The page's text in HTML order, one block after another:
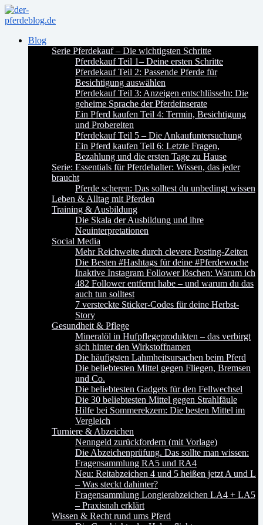
Blog
Serie Pferdekauf – Die wichtigsten Schritte
Pferdekauf Teil 1– Deine ersten Schritte
Pferdekauf Teil 2: Passende Pferde für
Besichtigung auswählen
Pferdekauf Teil 3: Anzeigen entschlüsseln: Die
geheime Sprache der Pferdeinserate
Ein Pferd kaufen Teil 4: Termin, Besichtigung
und Probereiten
Pferdekauf Teil 5 – Die Ankaufuntersuchung
Ein Pferd kaufen Teil 6: Letzte Fragen,
Bezahlung und die ersten Tage zu Hause
Serie: Essentials für Pferdehalter: Wissen, das jeder
braucht
Pferde scheren: Das solltest du unbedingt wissen
Leben & Alltag mit Pferden
Training & Ausbildung
Die Skala der Ausbildung und ihre
Neuinterpretationen
Social Media
Mehr Reichweite durch clevere Posting-Zeiten
Die Besten #Hashtags für deine #Pferdewoche
Inaktive Instagram Follower löschen: Warum ich
482 Follower entfernt habe – und warum du das
auch tun solltest
7 versteckte Sticker-Codes für deine Herbst-
Story
Gesundheit & Pflege
Mineralöl in Hufpflegeprodukten – das verbirgt
sich hinter den Wirkstoffnamen
Die häufigsten Lahmheitsursachen beim Pferd
Die beliebtesten Mittel gegen Fliegen, Bremsen
und Co.
Die beliebtesten Gadgets für den Fellwechsel
Die 30 beliebtesten Mittel gegen Strahlfäule
Hilfe bei Sommerekzem: Die besten Mittel im
Vergleich
Turniere & Abzeichen
Nenngeld zurückfordern (mit Vorlage)
Die Abzeichenprüfung. Das sollte man wissen:
Fragensammlung RA5 und RA4
Neu: Reitabzeichen 4 und 5 heißen jetzt A und L
– Was steckt dahinter?
Fragensammlung Longierabzeichen LA4 + LA5
– Praxisnah erklärt
Wissen & Recht rund ums Pferd